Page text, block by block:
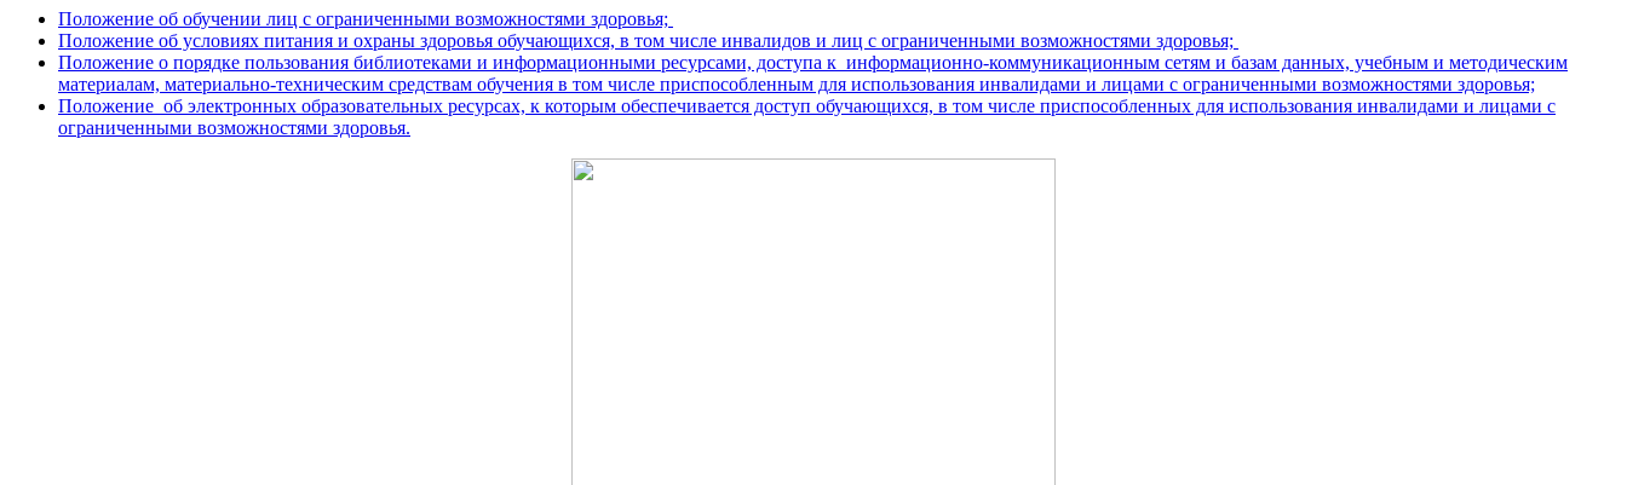
Положение об обучении лиц с ограниченными возможностями здоровья;
Положение об условиях питания и охраны здоровья обучающихся, в том числе инвалидов и лиц с ограниченными возможностями здоровья;
Положение о порядке пользования библиотеками и информационными ресурсами, доступа к информационно-коммуникационным сетям и базам данных, учебным и методическим
материалам, материально-техническим средствам обучения в том числе приспособленным для использования инвалидами и лицами с ограниченными возможностями здоровья;
Положение об электронных образовательных ресурсах, к которым обеспечивается доступ обучающихся, в том числе приспособленных для использования инвалидами и лицами с
ограниченными возможностями здоровья.